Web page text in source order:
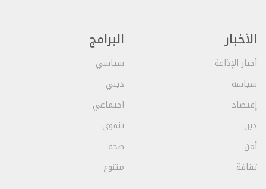
الأخبار
أخبار الإذاعة
سياسة
إقتصاد
دين
أمن
ثقافة
البرامج
سياسي
ديني
اجتماعي
تنموي
صحة
متنوع